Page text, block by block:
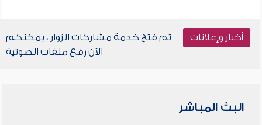
أخبار وإعلانات
تم فتح خدمة مشاركات الزوار ، يمكنكم
الآن رفع ملفات الصوتية
البث المباشر